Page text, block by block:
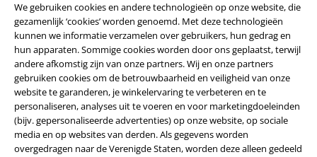
We gebruiken cookies en andere technologieën op onze website, die
gezamenlijk ‘cookies’ worden genoemd. Met deze technologieën
kunnen we informatie verzamelen over gebruikers, hun gedrag en
hun apparaten. Sommige cookies worden door ons geplaatst, terwijl
andere afkomstig zijn van onze partners. Wij en onze partners
gebruiken cookies om de betrouwbaarheid en veiligheid van onze
website te garanderen, je winkelervaring te verbeteren en te
personaliseren, analyses uit te voeren en voor marketingdoeleinden
(bijv. gepersonaliseerde advertenties) op onze website, op sociale
media en op websites van derden. Als gegevens worden
overgedragen naar de Verenigde Staten, worden deze alleen gedeeld
Beveiliging